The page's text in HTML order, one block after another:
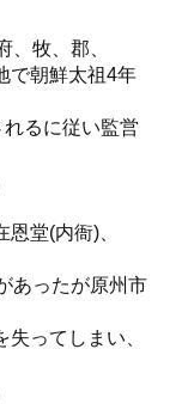
、牧、郡、
で朝鮮太祖4年
るに従い監営
堂(内衙)、
あったが原州市
ってしまい、